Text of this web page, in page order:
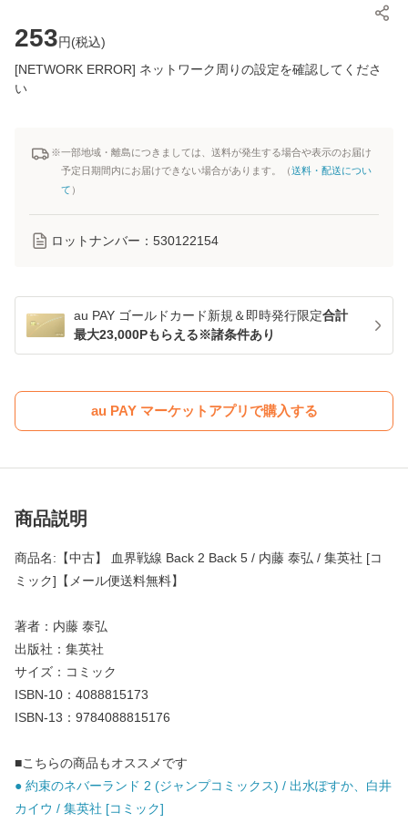
253円(税込)
[NETWORK ERROR] ネットワーク周りの設定を確認してくださ
い
※一部地域・離島につきましては、送料が発生する場合や表示のお届け
予定日期間内にお届けできない場合があります。（送料・配送につい
て ）
ロットナンバー： 530122154
au PAY ゴールドカード新規＆即時発行限定合計
最大23,000Pもらえる※諸条件あり
au PAY マーケットアプリで購入する
商品説明
商品名:【中古】 血界戦線 Back 2 Back 5 / 内藤 泰弘 / 集英社 [コ
ミック]【メール便送料無料】
著者：内藤 泰弘
出版社：集英社
サイズ：コミック
ISBN-10：4088815173
ISBN-13：9784088815176
■こちらの商品もオススメです
● 約束のネバーランド 2 (ジャンプコミックス) / 出水ぽすか、白井
カイウ / 集英社 [コミック]